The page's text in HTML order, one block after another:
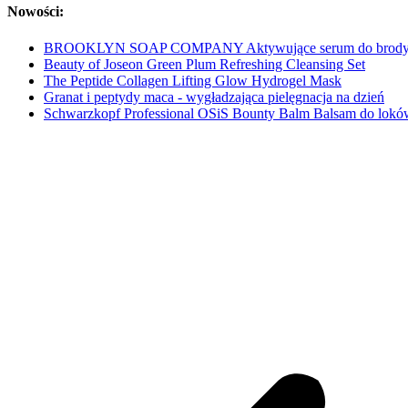
Nowości:
BROOKLYN SOAP COMPANY Aktywujące serum do
Beauty of Joseon Green Plum Refreshing Cleansing Set
The Peptide Collagen Lifting Glow Hydrogel Mask
Granat i peptydy maca - wygładzająca pielęgnacja na dzień
Schwarzkopf Professional OSiS Bounty Balm Balsam do